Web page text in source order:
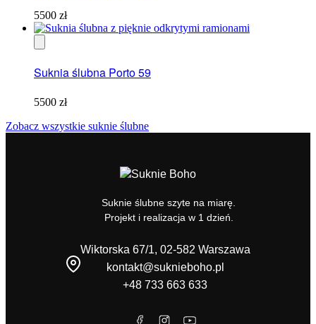
5500 zł
Suknia ślubna Porto 59
5500 zł
Zobacz wszystkie suknie ślubne
Suknie ślubne szyte na miarę.
Projekt i realizacja w 1 dzień.
Wiktorska 67/1, 02-582 Warszawa
kontakt@suknieboho.pl
+48 733 663 633